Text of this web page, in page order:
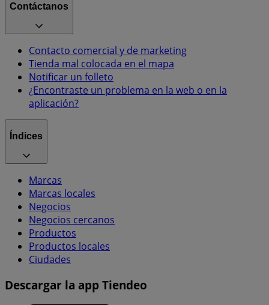
Contáctanos
Contacto comercial y de marketing
Tienda mal colocada en el mapa
Notificar un folleto
¿Encontraste un problema en la web o en la
aplicación?
Índices
Marcas
Marcas locales
Negocios
Negocios cercanos
Productos
Productos locales
Ciudades
Descargar la app Tiendeo